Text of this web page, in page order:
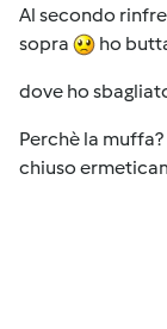
Al secondo
sopra
ho
dove ho
Perchè la
chiuso